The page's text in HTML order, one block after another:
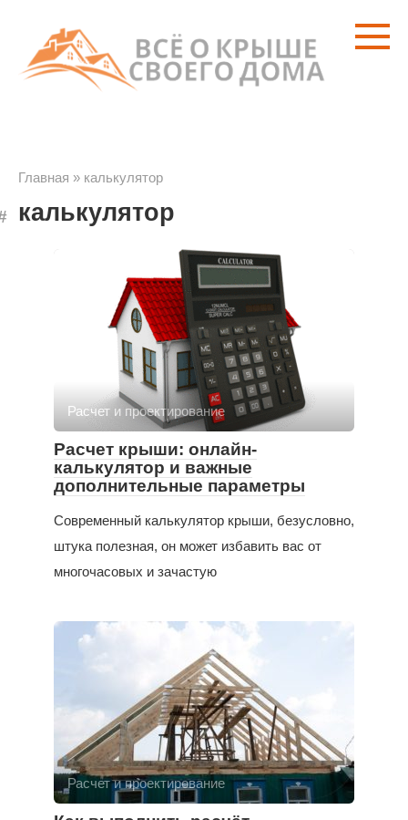
контенту
Главная » калькулятор
калькулятор
Расчет и проектирование
Расчет крыши: онлайн-
калькулятор и важные
дополнительные параметры
Современный калькулятор крыши, безусловно,
штука полезная, он может избавить вас от
многочасовых и зачастую
Расчет и проектирование